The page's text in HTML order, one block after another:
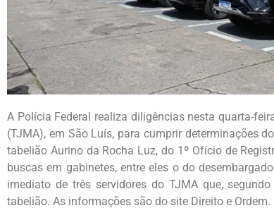
A Polícia Federal realiza diligências nesta quarta-
(TJMA), em São Luís, para cumprir determinações
tabelião Aurino da Rocha Luz, do 1º Ofício de
buscas em gabinetes, entre eles o do
imediato de três servidores do TJMA que,
tabelião. As informações são do site Direito e Ordem.